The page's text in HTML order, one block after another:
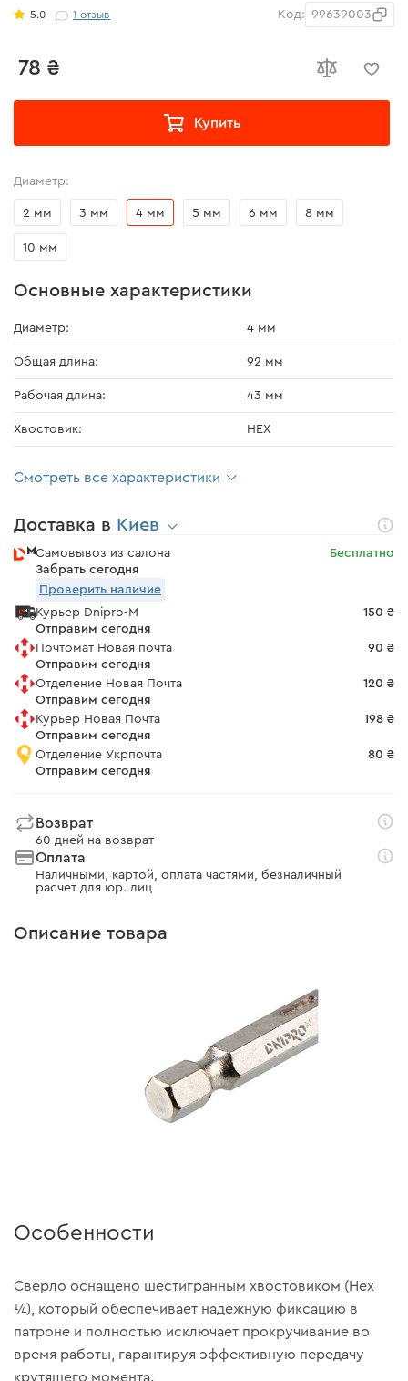
5.0 1отзыв Код: 99639003
78 ₴
Купить
Диаметр:
2 мм 3 мм 4 мм 5 мм 6 мм 8 мм
10 мм
Основные характеристики
Диаметр: 4 мм
Общая длина: 92 мм
Рабочая длина: 43 мм
Хвостовик: HEX
Смотреть все характеристики
Доставка в Киев
Самовывоз из салона
Забрать сегодня
Бесплатно
Проверить наличие
Курьер Dnipro-M
Отправим сегодня
150 ₴
Почтомат Новая почта
Отправим сегодня
90 ₴
Отделение Новая Почта
Отправим сегодня
120 ₴
Курьер Новая Почта
Отправим сегодня
198 ₴
Отделение Укрпочта
Отправим сегодня
80 ₴
Возврат
60 дней на возврат
Оплата
Наличными, картой, оплата частями, безналичный
расчет для юр. лиц
Описание товара
Особенности
Сверло оснащено шестигранным хвостовиком (Hex
¼), который обеспечивает надежную фиксацию в
патроне и полностью исключает прокручивание во
время работы, гарантируя эффективную передачу
крутящего момента.